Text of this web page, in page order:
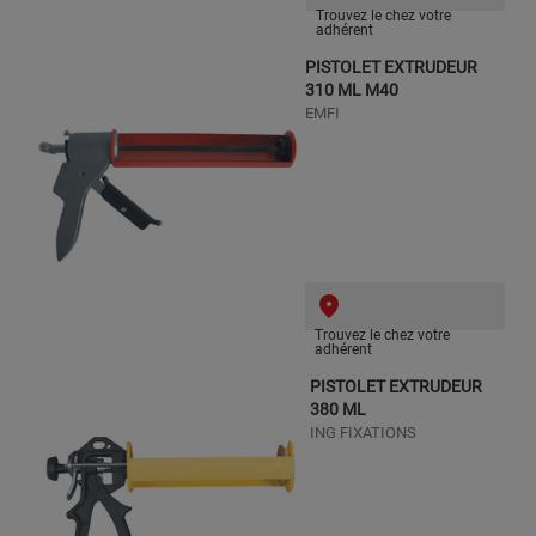
Trouvez le chez votre
adhérent
PISTOLET EXTRUDEUR
310 ML M40
EMFI
Trouvez le chez votre
adhérent
PISTOLET EXTRUDEUR
380 ML
ING FIXATIONS